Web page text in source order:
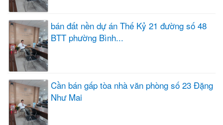
bán đất nền dự án Thế Kỷ 21 đường số 48
BTT phường Bình...
Cần bán gấp tòa nhà văn phòng số 23 Đặng
Như Mai